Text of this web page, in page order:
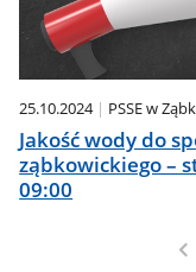
25.10.2024 PSSE w
Jakość wody do
ząbkowickiego –
09:00